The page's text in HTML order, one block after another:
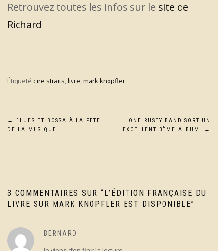
Retrouvez toutes les infos sur le site de
Richard
Étiqueté dire straits,livre,mark knopfler
Navigation
←
BLUES ET BOSSA À LA FÊTE
DE LA MUSIQUE
ONE RUSTY BAND SORT UN
EXCELLENT 3ÈME ALBUM
→
3 COMMENTAIRES SUR “ L’ÉDITION FRANÇAISE DU
LIVRE SUR MARK KNOPFLER EST DISPONIBLE”
BERNARD